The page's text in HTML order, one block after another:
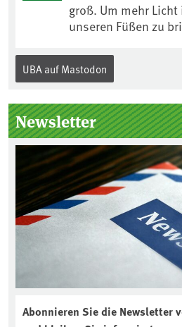
www.uba.de/
#Klimawandel
groß. Um mehr
unseren Füßen zu
Internationalen Tag
„Boden des Jahres“
Kuratorium, wie
Jahres ausgewählt
eigentlich während
Bodenjahres? Infos
aktuellen Podcast „Soilcast“. Jetzt
reinhören:
https://soilcast.de/
interview-die-kuer-
UBA auf Mastodon
Newsletter
Abonnieren Sie die Newsletter